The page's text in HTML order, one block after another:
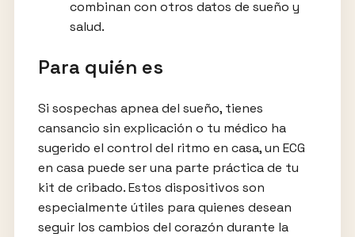
combinan con otros datos de sueño y
salud.
Para quién es
Si sospechas apnea del sueño, tienes
cansancio sin explicación o tu médico ha
sugerido el control del ritmo en casa, un ECG
en casa puede ser una parte práctica de tu
kit de cribado. Estos dispositivos son
especialmente útiles para quienes desean
seguir los cambios del corazón durante la